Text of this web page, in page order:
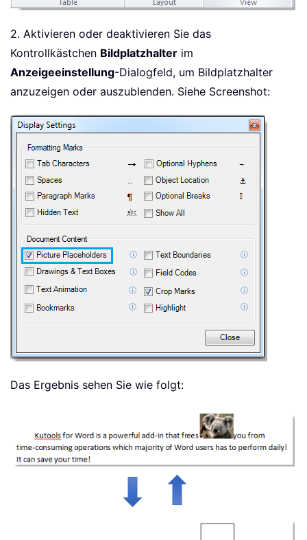
2. Aktivieren oder deaktivieren Sie das
Kontrollkästchen Bildplatzhalter im
Anzeigeeinstellung-Dialogfeld, um Bildplatzhalter
anzuzeigen oder auszublenden. Siehe Screenshot:
Das Ergebnis sehen Sie wie folgt: